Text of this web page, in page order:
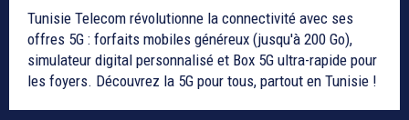
Tunisie Telecom révolutionne la connectivité avec ses
offres 5G : forfaits mobiles généreux (jusqu'à 200 Go),
simulateur digital personnalisé et Box 5G ultra-rapide pour
les foyers. Découvrez la 5G pour tous, partout en Tunisie !